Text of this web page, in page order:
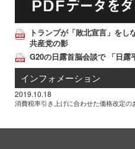
トランプが「敗北宣言」を
共産党の影
G20の日露首脳会談で 「日露
インフォメーション
2019.10.18
消費税率引き上げに合わせた価格改定の